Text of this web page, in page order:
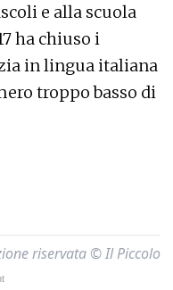
e alla scuola
ha chiuso i
in lingua italiana
troppo basso di
riservata © Il Piccolo